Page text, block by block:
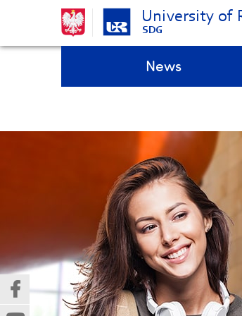
University of
SDG
Top bar menu
Skip
News
(Nowe
okno)
(Link
do